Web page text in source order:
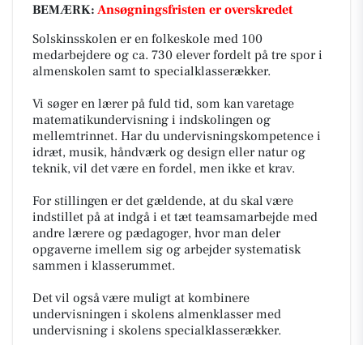
BEMÆRK: Ansøgningsfristen er overskredet
Solskinsskolen er en folkeskole med 100
medarbejdere og ca. 730 elever fordelt på tre spor i
almenskolen samt to specialklasserækker.
Vi søger en lærer på fuld tid, som kan varetage
matematikundervisning i indskolingen og
mellemtrinnet. Har du undervisningskompetence i
idræt, musik, håndværk og design eller natur og
teknik, vil det være en fordel, men ikke et krav.
For stillingen er det gældende, at du skal være
indstillet på at indgå i et tæt teamsamarbejde med
andre lærere og pædagoger, hvor man deler
opgaverne imellem sig og arbejder systematisk
sammen i klasserummet.
Det vil også være muligt at kombinere
undervisningen i skolens almenklasser med
undervisning i skolens specialklasserækker.